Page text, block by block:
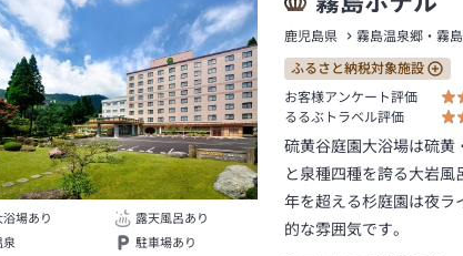
浴場あり
露天風呂あり
泉
駐車場あり
鹿児島県 霧島温泉郷・霧
ふるさと納税対象施設
お客様アンケート評価
るるぶトラベル評価
硫黄谷庭園大浴場は硫黄
と泉種四種を誇る大岩風
年を超える杉庭園は夜ラ
的な雰囲気です。